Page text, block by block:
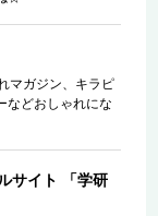
マガジン、キラピ
などおしゃれにな
サイト 「学研